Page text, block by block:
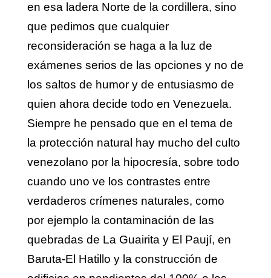
en esa ladera Norte de la cordillera, sino
que pedimos que cualquier
reconsideración se haga a la luz de
exámenes serios de las opciones y no de
los saltos de humor y de entusiasmo de
quien ahora decide todo en Venezuela.
Siempre he pensado que en el tema de
la protección natural hay mucho del culto
venezolano por la hipocresía, sobre todo
cuando uno ve los contrastes entre
verdaderos crímenes naturales, como
por ejemplo la contaminación de las
quebradas de La Guairita y El Paují, en
Baruta-El Hatillo y la construcción de